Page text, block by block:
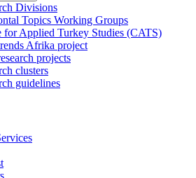
Divisions
Topics Working Groups
for Applied Turkey Studies (CATS)
Afrika project
projects
clusters
guidelines